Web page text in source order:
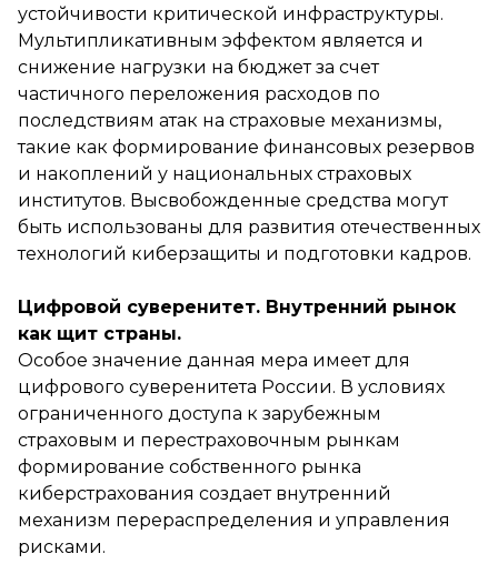
устойчивости критической инфраструктуры.
Мультипликативным эффектом является и
снижение нагрузки на бюджет за счет
частичного переложения расходов по
последствиям атак на страховые механизмы,
такие как формирование финансовых резервов
и накоплений у национальных страховых
институтов. Высвобожденные средства могут
быть использованы для развития отечественных
технологий киберзащиты и подготовки кадров.
Цифровой суверенитет. Внутренний рынок
как щит страны.
Особое значение данная мера имеет для
цифрового суверенитета России. В условиях
ограниченного доступа к зарубежным
страховым и перестраховочным рынкам
формирование собственного рынка
киберстрахования создает внутренний
механизм перераспределения и управления
рисками.